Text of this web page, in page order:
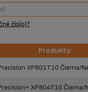
číslo)?
Produkty
Produkty
XP801T10 Čierna/
XP804T10 Čierna/